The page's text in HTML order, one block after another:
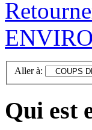
Aller à:
Qui est